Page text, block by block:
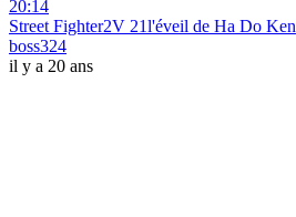
20:14
Street Fighter2V 21l'éveil de Ha Do Ken
boss324
il y a 20 ans